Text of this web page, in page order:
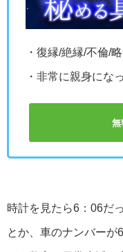
・復縁/絶縁/不倫/
・非常に親身にな
無
時計を見たら6：06だ
とか、車のナンバーが